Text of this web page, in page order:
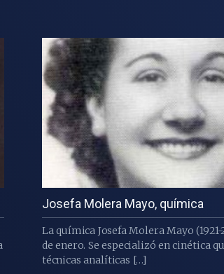
Josefa Molera Mayo, química
La química Josefa Molera Mayo (1921-
de enero. Se especializó en cinética
técnicas analíticas […]